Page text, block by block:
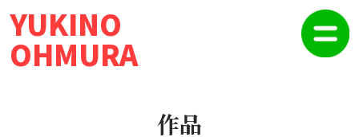
YUKINO
OHMURA
作品